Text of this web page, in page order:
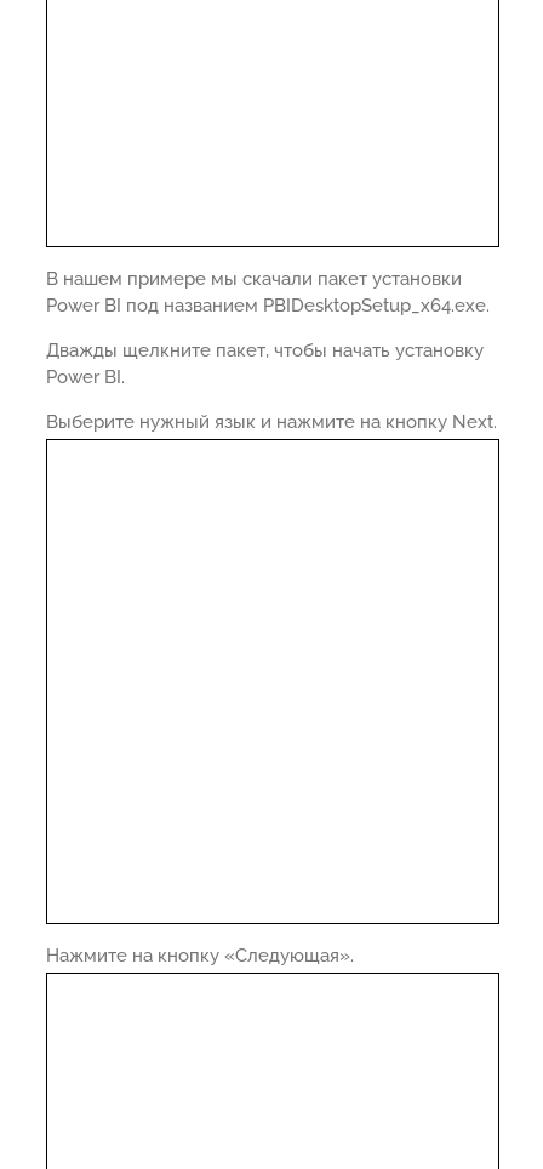
В нашем примере мы скачали пакет установки
Power BI под названием PBIDesktopSetup_x64.exe.
Дважды щелкните пакет, чтобы начать установку
Power BI.
Выберите нужный язык и нажмите на кнопку Next.
Нажмите на кнопку «Следующая».